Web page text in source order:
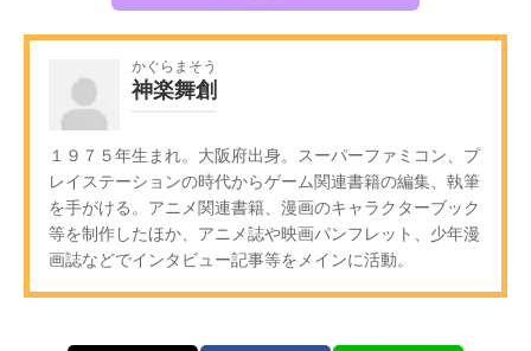
かぐらまそう
神楽舞創
１９７５年生まれ。大阪府出身。スーパーファミコン、プ
レイステーションの時代からゲーム関連書籍の編集、執筆
を手がける。アニメ関連書籍、漫画のキャラクターブック
等を制作したほか、アニメ誌や映画パンフレット、少年漫
画誌などでインタビュー記事等をメインに活動。